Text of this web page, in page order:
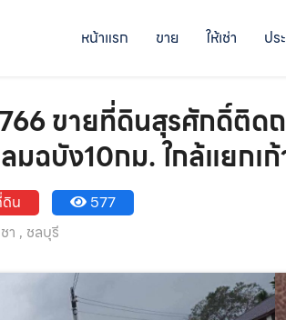
หน้าแรก ขาย ให้เช่า ปร
ขายที่ดินสุรศักดิ์ติด
มฉบัง10กม. ใกล้แยกเ
น
577
า , ชลบุรี